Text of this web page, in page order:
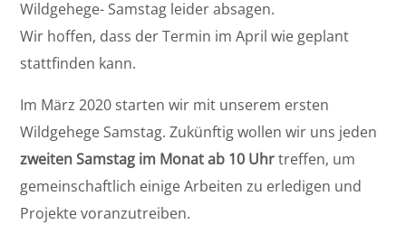
Wildgehege- Samstag leider absagen.
Wir hoffen, dass der Termin im April wie geplant
stattfinden kann.
Im März 2020 starten wir mit unserem ersten
Wildgehege Samstag. Zukünftig wollen wir uns jeden
zweiten Samstag im Monat ab 10 Uhrtreffen, um
gemeinschaftlich einige Arbeiten zu erledigen und
Projekte voranzutreiben.